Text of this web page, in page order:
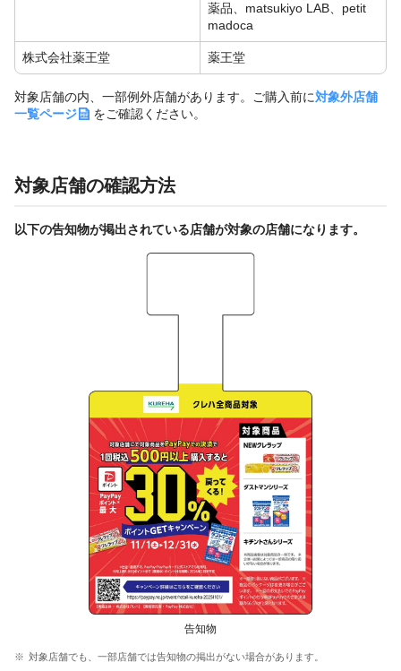
薬品、matsukiyo LAB、petit
madoca
株式会社薬王堂 薬王堂
対象店舗の内、一部例外店舗があります。ご購入前に対象外店舗
一覧ページ
をご確認ください。
対象店舗の確認方法
以下の告知物が掲出されている店舗が対象の店舗になります。
告知物
対象店舗でも、一部店舗では告知物の掲出がない場合があります。